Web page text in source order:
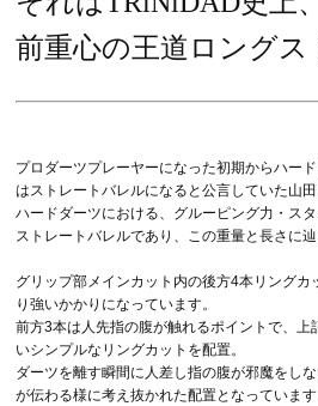
前重心の王道ロングス
プロダーツプレーヤーになった初期からハー
はストレートバレルになると公言していた山田
ハードダーツにおける、グルーピング力・ス
ストレートバレルであり、この重量と長さに辿
グリップ部メインカット内の後方4本リング
り強いかかりになっています。
前方3本は人先指の腹が触れるポイントで、
いシンプルなリングカットを配置。
ダーツを離す瞬間に人差し指の腹が邪魔をし
が伝わる様に考え抜かれた配置となっています